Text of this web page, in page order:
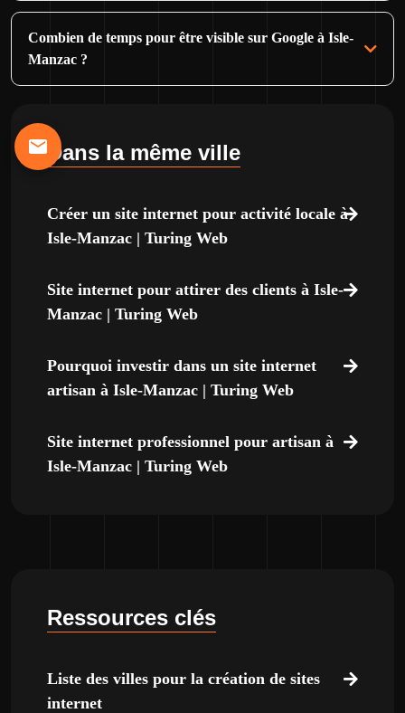
Combien de temps pour être visible sur Google à Isle-
Manzac ?
Dans la même ville
Créer un site internet pour activité locale à
Isle-Manzac | Turing Web
Site internet pour attirer des clients à Isle-
Manzac | Turing Web
Pourquoi investir dans un site internet
artisan à Isle-Manzac | Turing Web
Site internet professionnel pour artisan à
Isle-Manzac | Turing Web
Ressources clés
Liste des villes pour la création de sites
internet